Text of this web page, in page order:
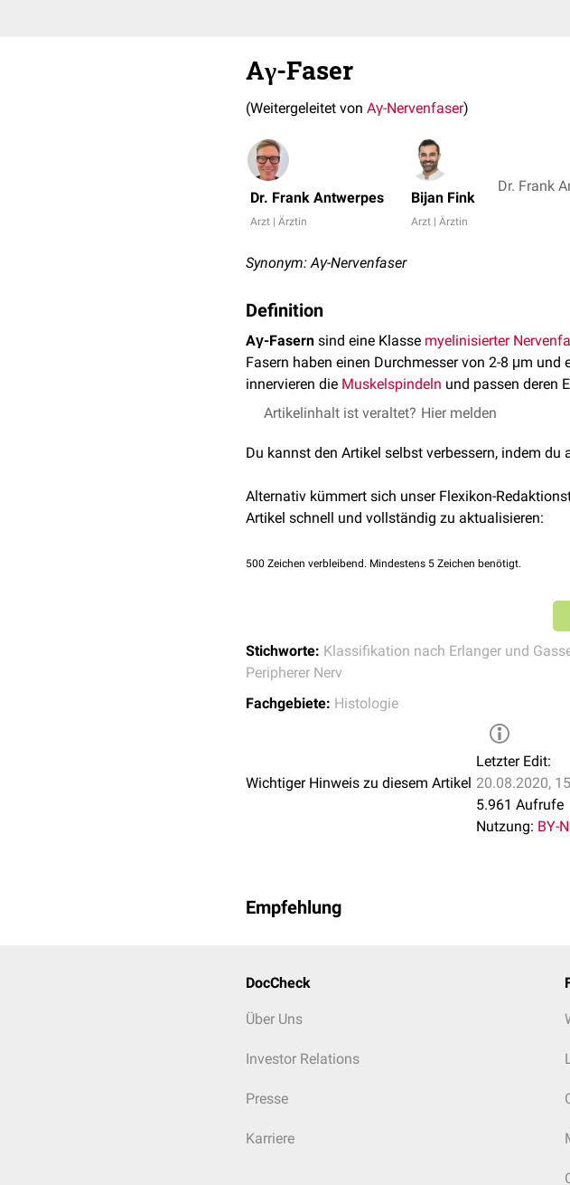
Aγ-Faser
(Weitergeleitet von Aγ-Nervenfaser)
Dr. Frank Antwerpes
Arzt | Ärztin
Bijan Fink
Arzt | Ärztin
Dr. Frank
Synonym: Aγ-Nervenfaser
Definition
Aγ-Fasern sind eine Klasse myelinisierter
Fasern haben einen Durchmesser von 2-8 μm und
innervieren die Muskelspindeln und passen deren
Artikelinhalt ist veraltet? Hier melden
Du kannst den Artikel selbst verbessern, indem du
Alternativ kümmert sich unser Flexikon-
Artikel schnell und vollständig zu aktualisieren:
500 Zeichen verbleibend. Mindestens 5 Zeichen benötigt.
Stichworte: Klassifikation nach Erlanger und
Peripherer Nerv
Fachgebiete: Histologie
Wichtiger Hinweis zu diesem Artikel
Letzter Edit:
20.08.2020,
5.961 Aufrufe
Nutzung: BY-
Empfehlung
DocCheck
Über Uns
Investor Relations
Presse
Karriere